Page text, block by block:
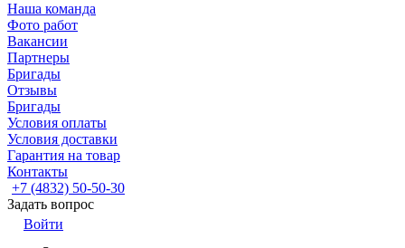
Наша команда
Фото работ
Вакансии
Партнеры
Бригады
Отзывы
Бригады
Условия оплаты
Условия доставки
Гарантия на товар
Контакты
+7 (4832) 50-50-30
Задать вопрос
Войти